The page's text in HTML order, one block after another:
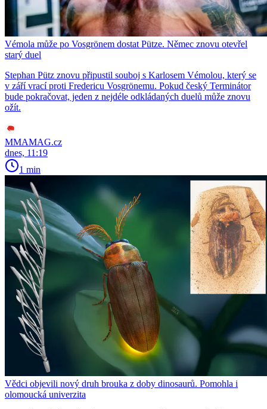
Vémola může po Vosgrönem dostat Pütze. Němec znovu otevřel
starý duel
Stephan Pütz znovu připustil souboj s Karlosem Vémolou, který se
v září vrací proti Fredericu Vosgrönemu. Pokud český Terminátor
bude pokračovat, jeden z nejdéle odkládaných duelů může znovu
ožít.
MMAMAG.cz
dnes, 11:19
1 min
Vědci objevili nový druh brouka z doby dinosaurů. Pomohla i
olomoucká univerzita